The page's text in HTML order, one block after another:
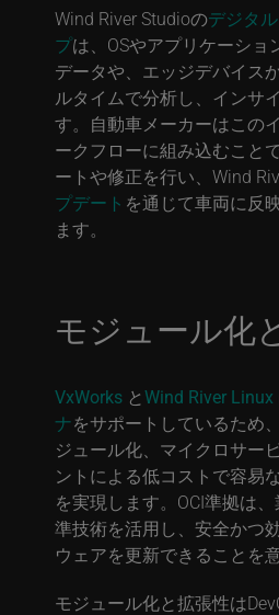
Wind River Studioのデジタ
プは、OSやアプリケーショ
データや、エッジデバイス
ルタイムで分析し、インサ
す。自動車メーカーはこの
ークフローに組み込むこと
ートや修正を行い、Wind
プデート を通じて車両に反
ます。
モジュール化
VxWorks とWind River Linux
ナをサポートしているため
ジュール化、マイクロサー
ントによる低コストで容易
を実現します。OCI準拠は
準技術を活用し、安全かつ
ウェアを更新できることを
モジュール化と拡張性は